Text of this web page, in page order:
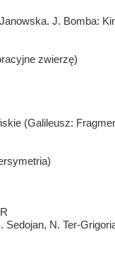
J. Bomba:
zwierzę)
(Galileusz:
N. Ter-